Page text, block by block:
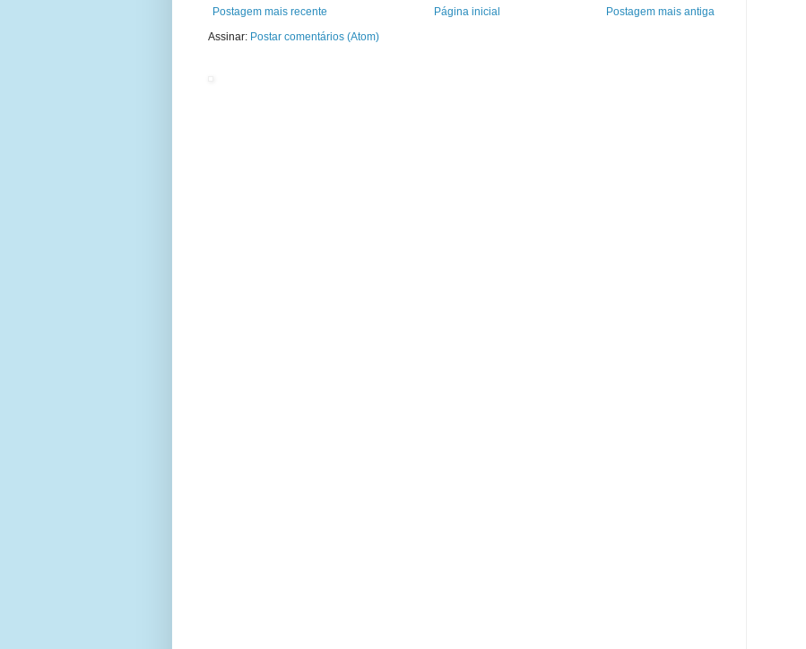
Postagem mais recente Postagem mais antiga
Página inicial
Assinar: Postar comentários (Atom)